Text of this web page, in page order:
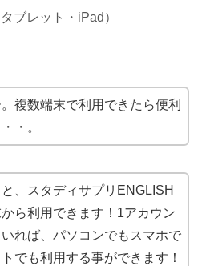
ブレット・iPad）
複数端末で利用できたら便利
・。
、スタディサプリENGLISH
ら利用できます！1アカウン
いれば、パソコンでもスマホで
でも利用する事ができます！